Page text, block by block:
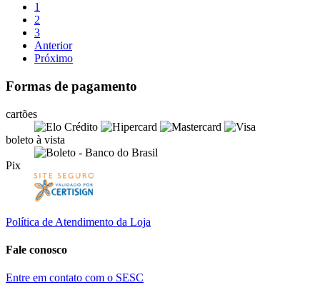
1
2
3
Anterior
Próximo
Formas de pagamento
cartões
boleto à vista
Pix
Política de Atendimento da Loja
Fale conosco
Entre em contato com o SESC